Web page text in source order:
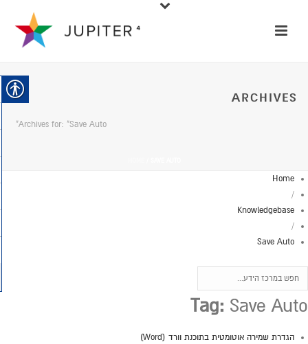
ARCHIVES
Archives for: "Save Auto"
Home
/
Knowledgebase
/
Save Auto
Tag: Save Auto
הגדרת שמירה אוטומטית בתוכנת וורד (Word)